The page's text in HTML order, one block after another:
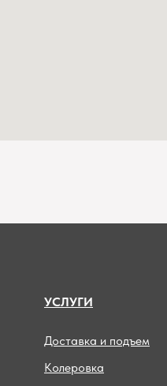
УСЛУГИ
Доставка и подъем
Колеровка